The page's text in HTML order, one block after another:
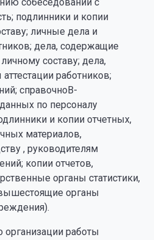
подлинники и копии
личные дела и
дела, содержащие
составу; дела,
работников;
справочноВ­-
по персоналу
и копии отчетных,
материалов,
, руководителям
копии отчетов,
органы статистики,
органы
организации работы